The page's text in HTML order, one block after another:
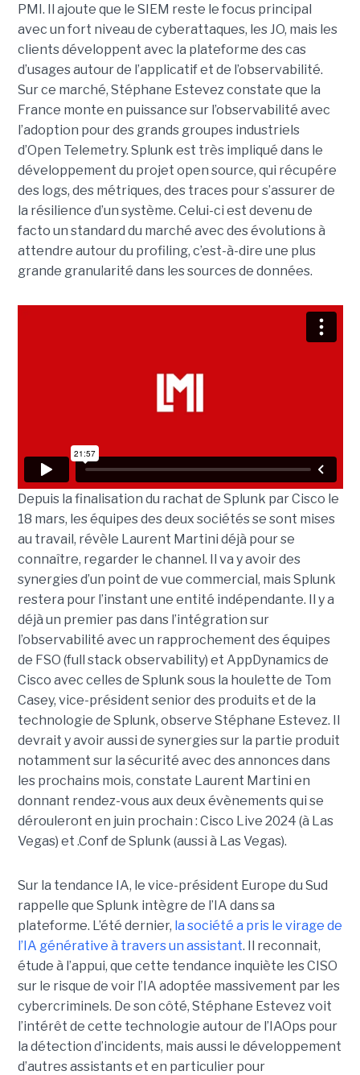
PMI. Il ajoute que le SIEM reste le focus principal
avec un fort niveau de cyberattaques, les JO, mais les
clients développent avec la plateforme des cas
d’usages autour de l’applicatif et de l’observabilité.
Sur ce marché, Stéphane Estevez constate que la
France monte en puissance sur l’observabilité avec
l’adoption pour des grands groupes industriels
d’Open Telemetry. Splunk est très impliqué dans le
développement du projet open source, qui récupére
des logs, des métriques, des traces pour s’assurer de
la résilience d’un système. Celui-ci est devenu de
facto un standard du marché avec des évolutions à
attendre autour du profiling, c’est-à-dire une plus
grande granularité dans les sources de données.
Depuis la finalisation du rachat de Splunk par Cisco le
18 mars, les équipes des deux sociétés se sont mises
au travail, révèle Laurent Martini déjà pour se
connaître, regarder le channel. Il va y avoir des
synergies d’un point de vue commercial, mais Splunk
restera pour l’instant une entité indépendante. Il y a
déjà un premier pas dans l’intégration sur
l’observabilité avec un rapprochement des équipes
de FSO (full stack observability) et AppDynamics de
Cisco avec celles de Splunk sous la houlette de Tom
Casey, vice-président senior des produits et de la
technologie de Splunk, observe Stéphane Estevez. Il
devrait y avoir aussi de synergies sur la partie produit
notamment sur la sécurité avec des annonces dans
les prochains mois, constate Laurent Martini en
donnant rendez-vous aux deux évènements qui se
dérouleront en juin prochain : Cisco Live 2024 (à Las
Vegas) et .Conf de Splunk (aussi à Las Vegas).
Sur la tendance IA, le vice-président Europe du Sud
rappelle que Splunk intègre de l’IA dans sa
plateforme. L’été dernier, la société a pris le virage de
l’IA générative à travers un assistant. Il reconnait,
étude à l’appui, que cette tendance inquiète les CISO
sur le risque de voir l’IA adoptée massivement par les
cybercriminels. De son côté, Stéphane Estevez voit
l’intérêt de cette technologie autour de l’IAOps pour
la détection d’incidents, mais aussi le développement
d’autres assistants et en particulier pour